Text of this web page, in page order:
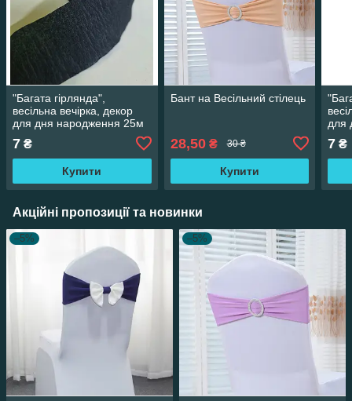
"Багата гірлянда",
весільна вечірка, декор
для дня народження 25м
7 ₴
Купити
Бант на Весільний стілець
28,50₴ 30 ₴
Купити
для
7 ₴
Акційні пропозиції та новинки
–5% –5%